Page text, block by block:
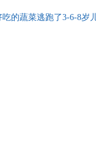
的蔬菜逃跑了3-6-8岁